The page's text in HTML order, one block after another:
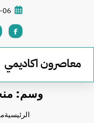
06
معاصرون اكاديمي
وسم:
الرئيسية